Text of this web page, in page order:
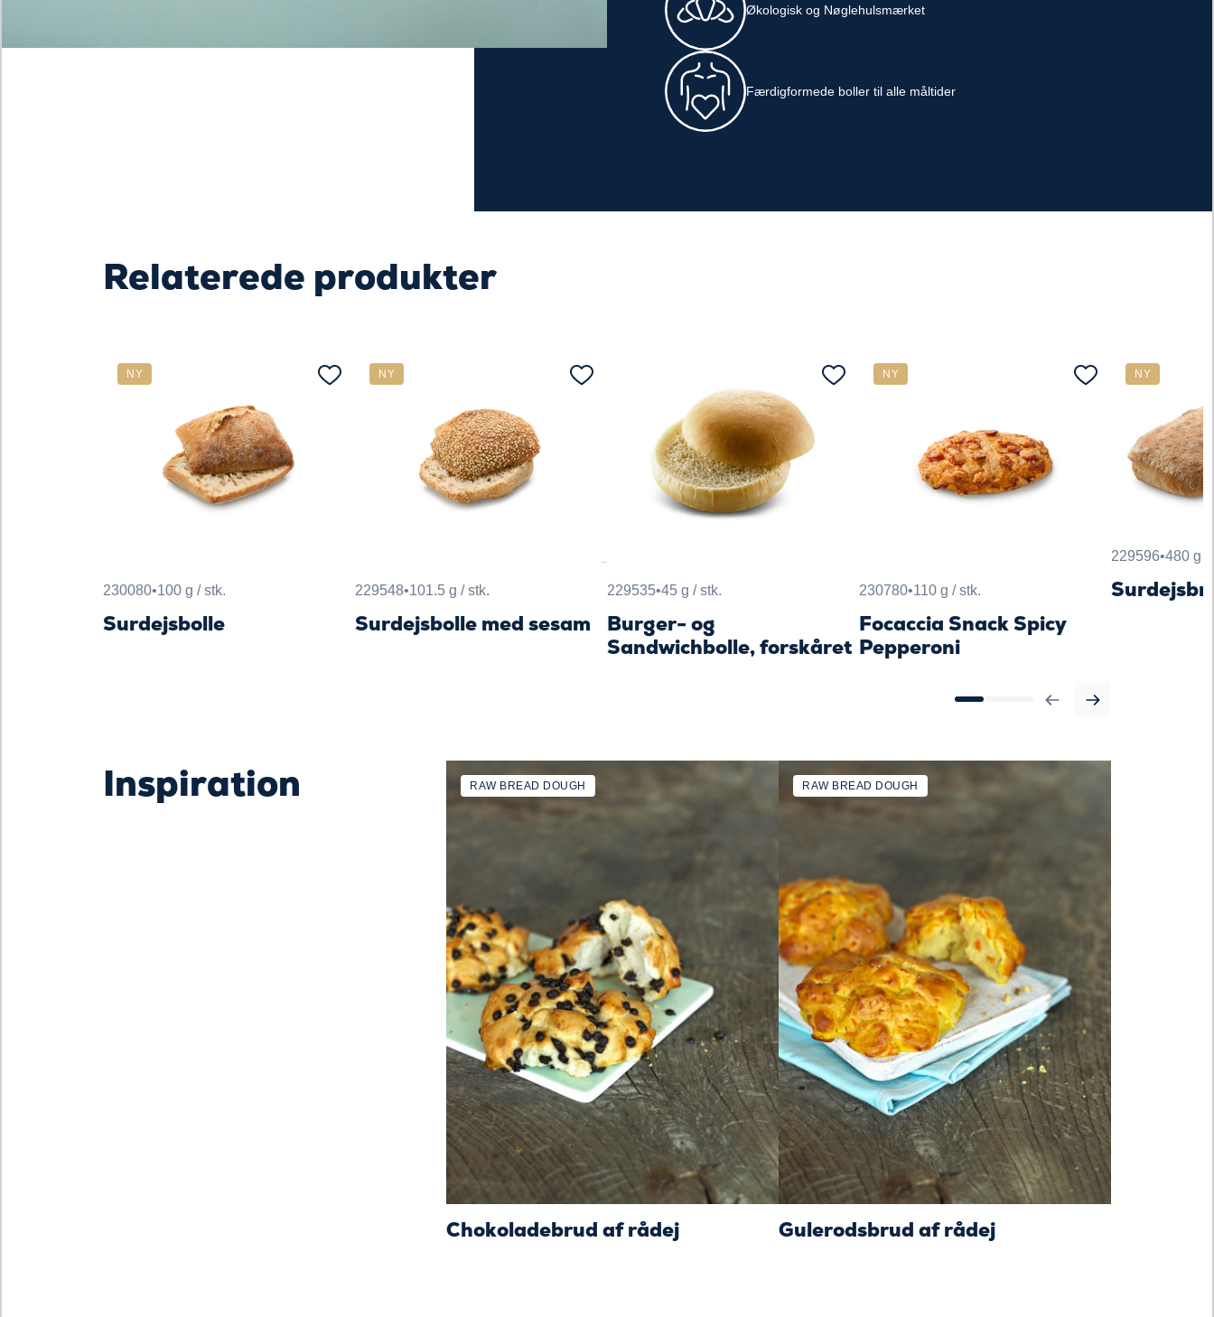
Økologisk og Nøglehulsmærket
Færdigformede boller til alle måltider
Relaterede produkter
NY
230080•100 g / stk.
Surdejsbolle
NY
229548•101.5 g / stk.
Surdejsbolle med sesam
229535•45 g / stk.
Burger- og
Sandwichbolle, forskåret
NY
230780•110 g / stk.
Focaccia Snack Spicy
Pepperoni
NY
229596•480 g /
Inspiration RAW BREAD DOUGH
Chokoladebrud af rådej
RAW BREAD DOUGH
Gulerodsbrud af rådej